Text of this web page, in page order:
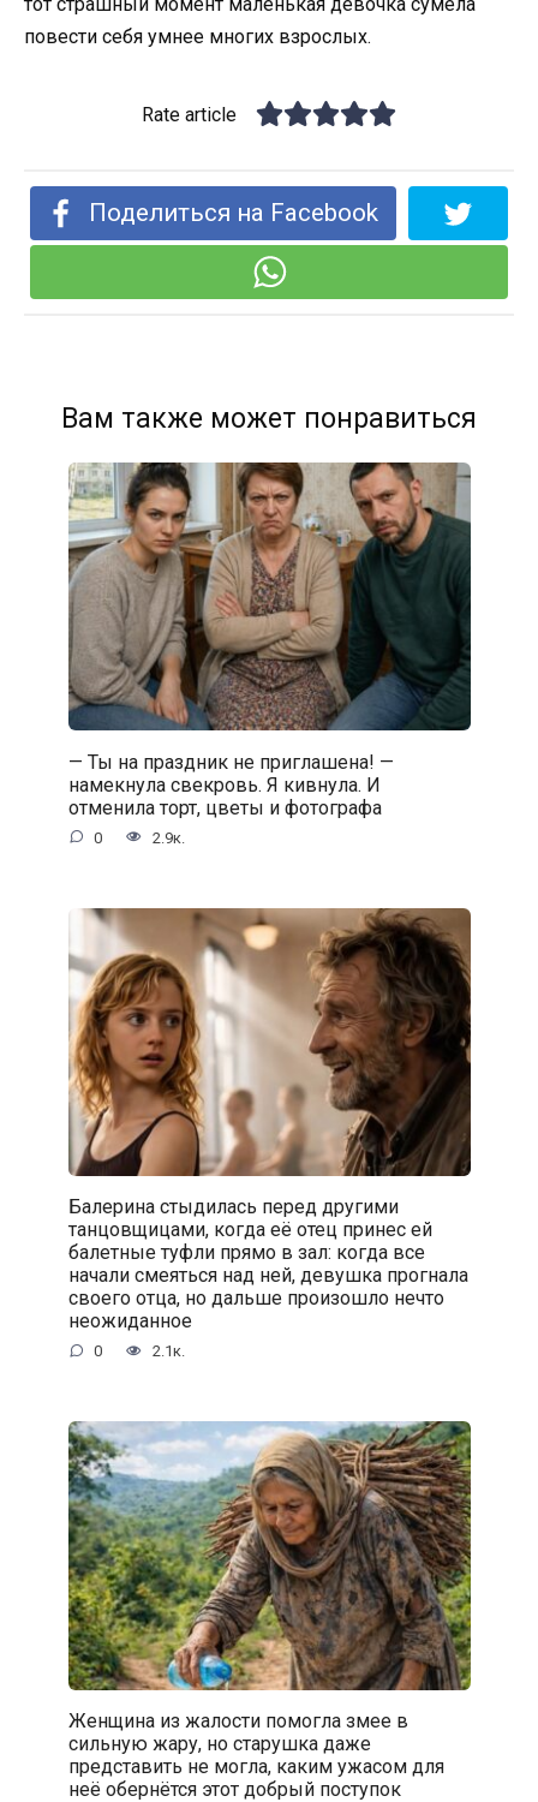
повести себя умнее многих взрослых.
Rate article
Поделиться на Facebook
Вам также может понравиться
— Ты на праздник не приглашена! —
намекнула свекровь. Я кивнула. И
отменила торт, цветы и фотографа
0 2.9к.
Балерина стыдилась перед другими
танцовщицами, когда её отец принес ей
балетные туфли прямо в зал: когда все
начали смеяться над ней, девушка прогнала
своего отца, но дальше произошло нечто
неожиданное
0 2.1к.
Женщина из жалости помогла змее в
сильную жару, но старушка даже
представить не могла, каким ужасом для
неё обернётся этот добрый поступок